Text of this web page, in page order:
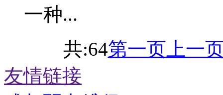
一种...
共:64第一页 上一
友情链接